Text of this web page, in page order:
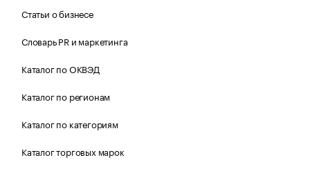
Статьи о бизнесе
Словарь PR и маркетинга
Каталог по ОКВЭД
Каталог по регионам
Каталог по категориям
Каталог торговых марок